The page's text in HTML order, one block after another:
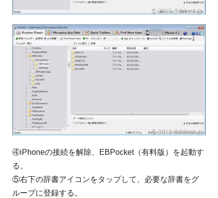
④iPhoneの接続を解除、EBPocket（有料版）を起動す
る。
⑤右下の辞書アイコンをタップして、必要な辞書をグ
ループに登録する。